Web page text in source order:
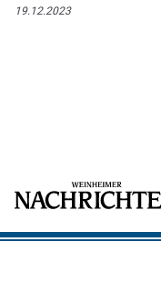
19.12.2023